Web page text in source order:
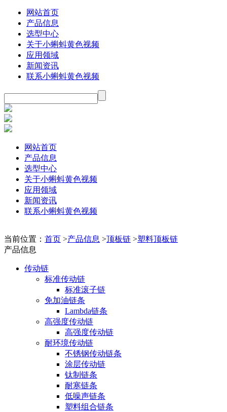
网站首页
产品信息
选型中心
关于小蝌蚪黄色视频
应用领域
新闻资讯
联系小蝌蚪黄色视频
网站首页
产品信息
选型中心
关于小蝌蚪黄色视频
应用领域
新闻资讯
联系小蝌蚪黄色视频
当前位置： 首页 >产品信息 >顶板链 >塑料顶板链
产品信息
传动链
标准传动链
标准滚子链
免加油链条
Lambda链条
高强度传动链
高强度传动链
耐环境传动链
不锈钢传动链条
涂层传动链
钛制链条
耐寒链条
低噪声链条
塑料组合链条